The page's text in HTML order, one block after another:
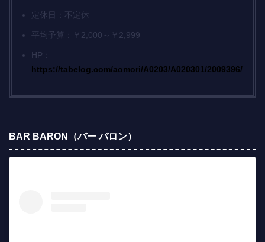
定休日：不定休
平均予算：￥2,000～￥2,999
HP：
https://tabelog.com/aomori/A0203/A020301/2009396/
BAR BARON（バー バロン）